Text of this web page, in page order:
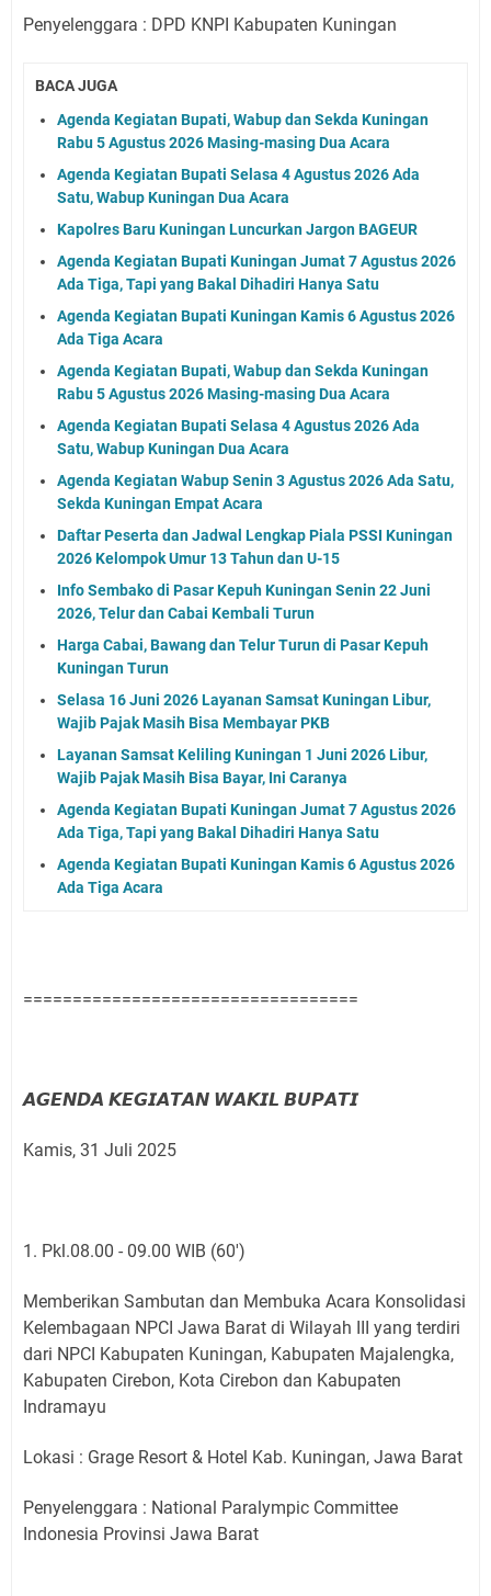
Penyelenggara : DPD KNPI Kabupaten Kuningan
BACA JUGA
Agenda Kegiatan Bupati, Wabup dan Sekda Kuningan
Rabu 5 Agustus 2026 Masing-masing Dua Acara
Agenda Kegiatan Bupati Selasa 4 Agustus 2026 Ada
Satu, Wabup Kuningan Dua Acara
Kapolres Baru Kuningan Luncurkan Jargon BAGEUR
Agenda Kegiatan Bupati Kuningan Jumat 7 Agustus 2026
Ada Tiga, Tapi yang Bakal Dihadiri Hanya Satu
Agenda Kegiatan Bupati Kuningan Kamis 6 Agustus 2026
Ada Tiga Acara
Agenda Kegiatan Bupati, Wabup dan Sekda Kuningan
Rabu 5 Agustus 2026 Masing-masing Dua Acara
Agenda Kegiatan Bupati Selasa 4 Agustus 2026 Ada
Satu, Wabup Kuningan Dua Acara
Agenda Kegiatan Wabup Senin 3 Agustus 2026 Ada Satu,
Sekda Kuningan Empat Acara
Daftar Peserta dan Jadwal Lengkap Piala PSSI Kuningan
2026 Kelompok Umur 13 Tahun dan U-15
Info Sembako di Pasar Kepuh Kuningan Senin 22 Juni
2026, Telur dan Cabai Kembali Turun
Harga Cabai, Bawang dan Telur Turun di Pasar Kepuh
Kuningan Turun
Selasa 16 Juni 2026 Layanan Samsat Kuningan Libur,
Wajib Pajak Masih Bisa Membayar PKB
Layanan Samsat Keliling Kuningan 1 Juni 2026 Libur,
Wajib Pajak Masih Bisa Bayar, Ini Caranya
Agenda Kegiatan Bupati Kuningan Jumat 7 Agustus 2026
Ada Tiga, Tapi yang Bakal Dihadiri Hanya Satu
Agenda Kegiatan Bupati Kuningan Kamis 6 Agustus 2026
Ada Tiga Acara
==================================
𝘼𝙂𝙀𝙉𝘿𝘼 𝙆𝙀𝙂𝙄𝘼𝙏𝘼𝙉 𝙒𝘼𝙆𝙄𝙇 𝘽𝙐𝙋𝘼𝙏𝙄
Kamis, 31 Juli 2025
1. Pkl.08.00 - 09.00 WIB (60')
Memberikan Sambutan dan Membuka Acara Konsolidasi
Kelembagaan NPCI Jawa Barat di Wilayah III yang terdiri
dari NPCI Kabupaten Kuningan, Kabupaten Majalengka,
Kabupaten Cirebon, Kota Cirebon dan Kabupaten
Indramayu
Lokasi : Grage Resort & Hotel Kab. Kuningan, Jawa Barat
Penyelenggara : National Paralympic Committee
Indonesia Provinsi Jawa Barat